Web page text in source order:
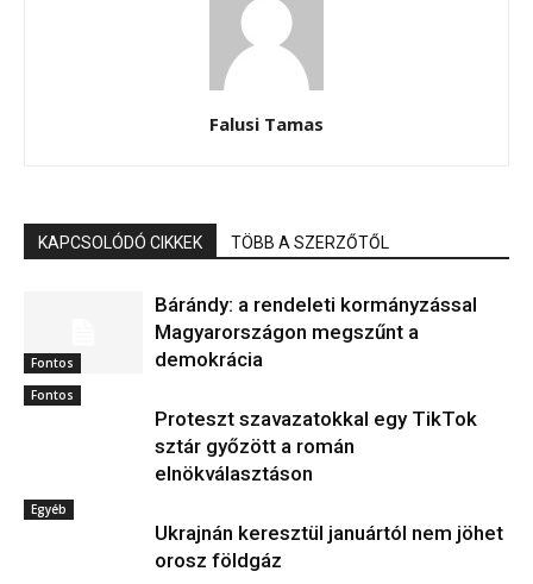
Falusi Tamas
KAPCSOLÓDÓ CIKKEK TÖBB A SZERZŐTŐL
Fontos
Bárándy: a rendeleti kormányzással
Magyarországon megszűnt a
demokrácia
Fontos
Proteszt szavazatokkal egy TikTok
sztár győzött a román
elnökválasztáson
Egyéb
Ukrajnán keresztül januártól nem jöhet
orosz földgáz